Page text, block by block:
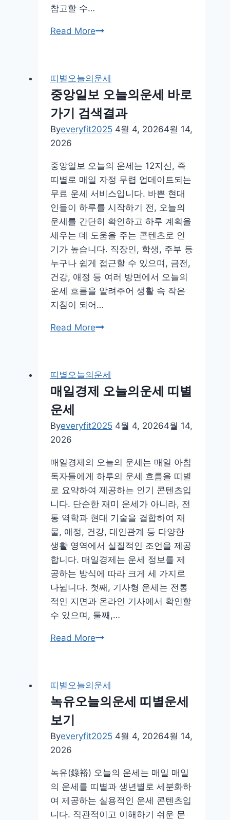
참고할 수…
Read More동
오
늘
의
운
띠별오늘의운세
중앙일보 오늘의운세 바로
가기 검색결과
Byeveryfit2025 4월 4, 20264월 14,
2026
중앙일보 오늘의 운세는 12지신, 즉
띠별로 매일 자정 무렵 업데이트되는
무료 운세 서비스입니다. 바쁜 현대
인들이 하루를 시작하기 전, 오늘의
운세를 간단히 확인하고 하루 계획을
세우는 데 도움을 주는 콘텐츠로 인
기가 높습니다. 직장인, 학생, 주부 등
누구나 쉽게 접근할 수 있으며, 금전,
건강, 애정 등 여러 방면에서 오늘의
운세 흐름을 알려주어 생활 속 작은
지침이 되어…
Read More중
오
늘
운
로
가
기
검
색
결
과
띠별오늘의운세
매일경제 오늘의운세 띠별
운세
Byeveryfit2025 4월 4, 20264월 14,
2026
매일경제의 오늘의 운세는 매일 아침
독자들에게 하루의 운세 흐름을 띠별
로 요약하여 제공하는 인기 콘텐츠입
니다. 단순한 재미 운세가 아니라, 전
통 역학과 현대 기술을 결합하여 재
물, 애정, 건강, 대인관계 등 다양한
생활 영역에서 실질적인 조언을 제공
합니다. 매일경제는 운세 정보를 제
공하는 방식에 따라 크게 세 가지로
나뉩니다. 첫째, 기사형 운세는 전통
적인 지면과 온라인 기사에서 확인할
수 있으며, 둘째,…
Read More매
오
늘
운
별
운
세
띠별오늘의운세
녹유오늘의운세 띠별운세
보기
Byeveryfit2025 4월 4, 20264월 14,
2026
녹유(錄裕) 오늘의 운세는 매일 매일
의 운세를 띠별과 생년별로 세분화하
여 제공하는 실용적인 운세 콘텐츠입
니다. 직관적이고 이해하기 쉬운 문